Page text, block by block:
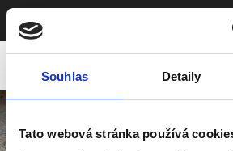
Souhlas Detaily
Tato webová stránka používá